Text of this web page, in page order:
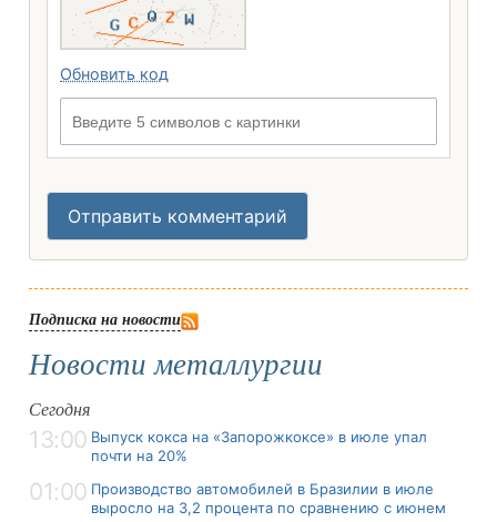
Обновить код
Отправить комментарий
Подписка на новости
Новости металлургии
Сегодня
13:00 Выпуск кокса на «Запорожкоксе» в июле упал
почти на 20%
01:00 Производство автомобилей в Бразилии в июле
выросло на 3,2 процента по сравнению с июнем